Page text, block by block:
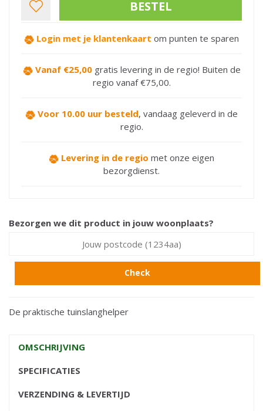
Login met je klantenkaart om punten te sparen
Vanaf €25,00gratis levering in de regio! Buiten de
regio vanaf €75,00.
Voor 10.00 uur besteld, vandaag geleverd in de
regio.
Levering in de regio met onze eigen
bezorgdienst.
Bezorgen we dit product in jouw woonplaats?
Check
De praktische tuinslanghelper
OMSCHRIJVING
SPECIFICATIES
VERZENDING & LEVERTIJD